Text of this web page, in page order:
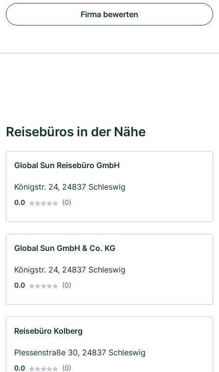
Firma bewerten
Reisebüros in der Nähe
Global Sun Reisebüro GmbH
Königstr. 24, 24837 Schleswig
0.0 (0)
Global Sun GmbH & Co. KG
Königstr. 24, 24837 Schleswig
0.0 (0)
Reisebüro Kolberg
Plessenstraße 30, 24837 Schleswig
0.0 (0)